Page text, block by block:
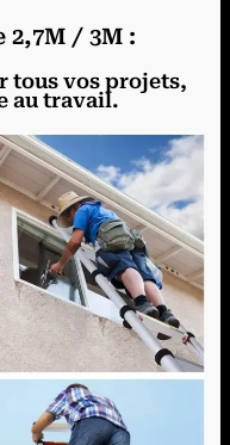
2,7M / 3M :
tous vos projets,
au travail.